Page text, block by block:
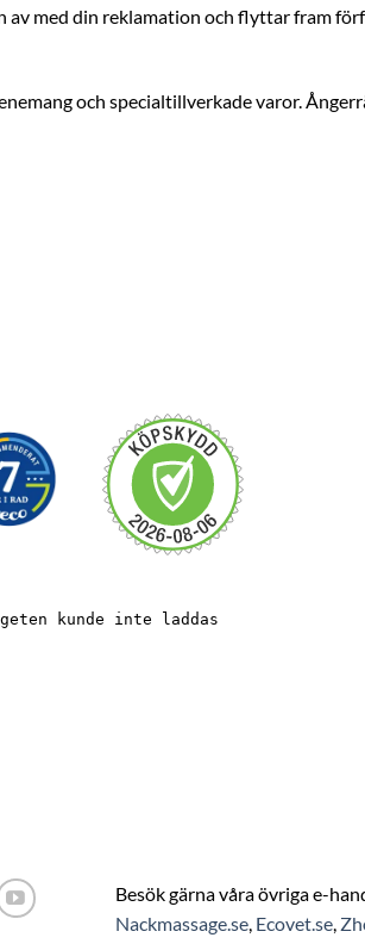
med din reklamation och flyttar fram
och specialtillverkade varor.
Besök gärna våra övriga e-
Nackmassage.se Ecovet.se